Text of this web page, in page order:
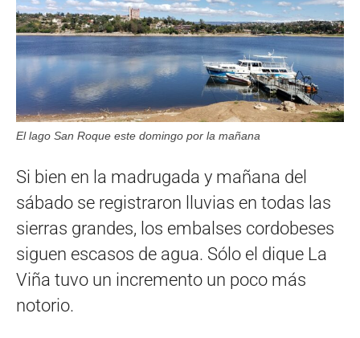
El lago San Roque este domingo por la mañana
Si bien en la madrugada y mañana del
sábado se registraron lluvias en todas las
sierras grandes, los embalses cordobeses
siguen escasos de agua. Sólo el dique La
Viña tuvo un incremento un poco más
notorio.